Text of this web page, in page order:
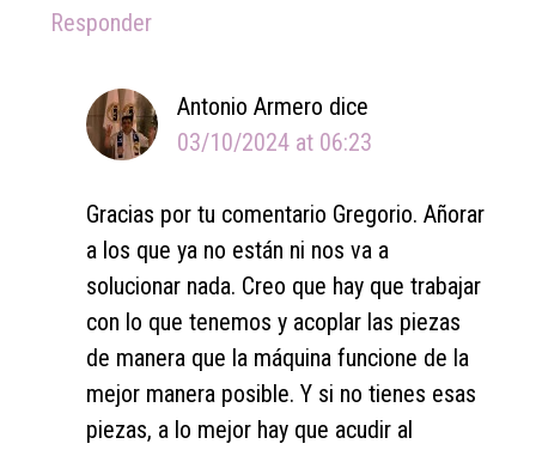
Responder
Antonio Armero dice
03/10/2024 at 06:23
Gracias por tu comentario Gregorio. Añorar
a los que ya no están ni nos va a
solucionar nada. Creo que hay que trabajar
con lo que tenemos y acoplar las piezas
de manera que la máquina funcione de la
mejor manera posible. Y si no tienes esas
piezas, a lo mejor hay que acudir al